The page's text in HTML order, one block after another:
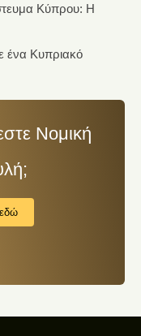
Κύπρου: Η
ένα Κυπριακό
Νομική